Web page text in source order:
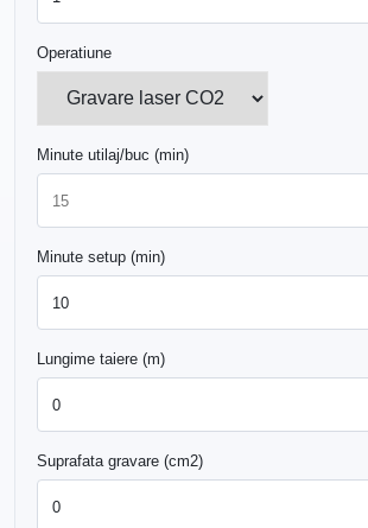
Operatiune
Minute utilaj/buc (min)
Minute setup (min)
Lungime taiere (m)
Suprafata gravare (cm2)